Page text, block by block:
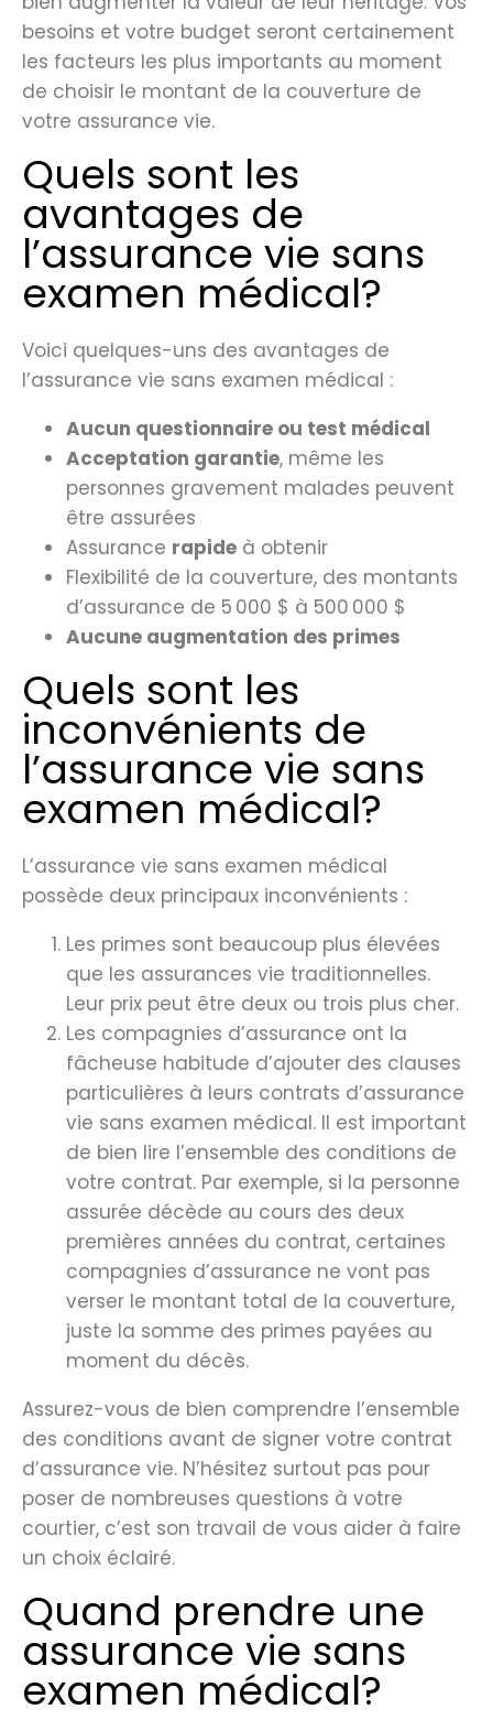
besoins et votre budget seront certainement
les facteurs les plus importants au moment
de choisir le montant de la couverture de
votre assurance vie.
Quels sont les
avantages de
l’assurance vie sans
examen médical?
Voici quelques-uns des avantages de
l’assurance vie sans examen médical :
Aucun questionnaire ou test médical
Acceptation garantie, même les
personnes gravement malades peuvent
être assurées
Assurance rapide à obtenir
Flexibilité de la couverture, des montants
d’assurance de 5 000 $ à 500 000 $
Aucune augmentation des primes
Quels sont les
inconvénients de
l’assurance vie sans
examen médical?
L’assurance vie sans examen médical
possède deux principaux inconvénients :
Les primes sont beaucoup plus élevées
que les assurances vie traditionnelles.
Leur prix peut être deux ou trois plus cher.
Les compagnies d’assurance ont la
fâcheuse habitude d’ajouter des clauses
particulières à leurs contrats d’assurance
vie sans examen médical. Il est important
de bien lire l’ensemble des conditions de
votre contrat. Par exemple, si la personne
assurée décède au cours des deux
premières années du contrat, certaines
compagnies d’assurance ne vont pas
verser le montant total de la couverture,
juste la somme des primes payées au
moment du décès.
Assurez-vous de bien comprendre l’ensemble
des conditions avant de signer votre contrat
d’assurance vie. N’hésitez surtout pas pour
poser de nombreuses questions à votre
courtier, c’est son travail de vous aider à faire
un choix éclairé.
Quand prendre une
assurance vie sans
examen médical?